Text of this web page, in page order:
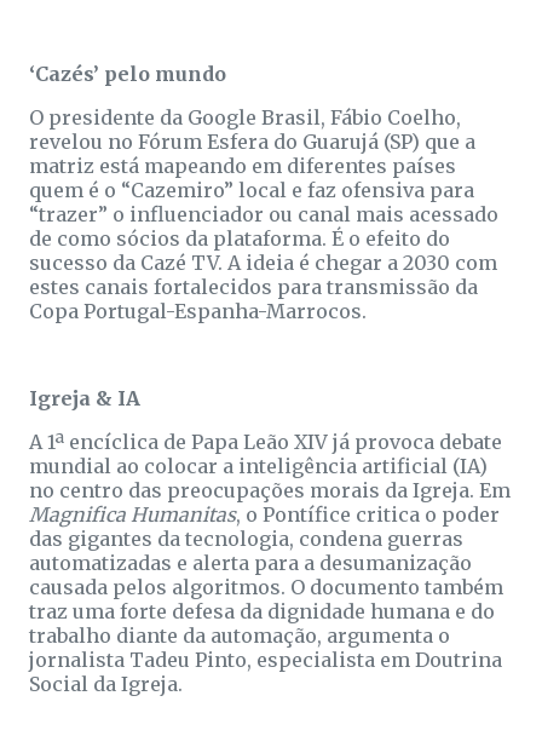
‘Cazés’ pelo mundo
O presidente da Google Brasil, Fábio Coelho,
revelou no Fórum Esfera do Guarujá (SP) que a
matriz está mapeando em diferentes países
quem é o “Cazemiro” local e faz ofensiva para
“trazer” o influenciador ou canal mais acessado
de como sócios da plataforma. É o efeito do
sucesso da Cazé TV. A ideia é chegar a 2030 com
estes canais fortalecidos para transmissão da
Copa Portugal-Espanha-Marrocos.
Igreja & IA
A 1ª encíclica de Papa Leão XIV já provoca debate
mundial ao colocar a inteligência artificial (IA)
no centro das preocupações morais da Igreja. Em
Magnifica Humanitas, o Pontífice critica o poder
das gigantes da tecnologia, condena guerras
automatizadas e alerta para a desumanização
causada pelos algoritmos. O documento também
traz uma forte defesa da dignidade humana e do
trabalho diante da automação, argumenta o
jornalista Tadeu Pinto, especialista em Doutrina
Social da Igreja.